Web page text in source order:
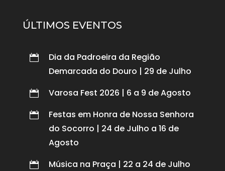
ÚLTIMOS EVENTOS

Dia da Padroeira da Região
Demarcada do Douro | 29 de Julho
 Varosa Fest 2026 | 6 a 9 de Agosto

Festas em Honra de Nossa Senhora
do Socorro | 24 de Julho a 16 de
Agosto
 Música na Praça | 22 a 24 de Julho